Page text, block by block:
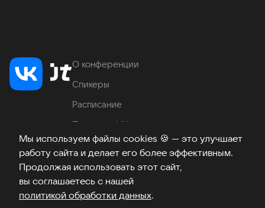
Мы используем файлы cookies 🍪 — это улучшает
работу сайта и делает его более эффективным.
Продолжая использовать этот сайт,
вы соглашаетесь с нашей
политикой обработки данных.
О конференции
Спикеры
Расписание
Продукты VK
Место проведения
Часто задаваемые вопросы
ТелеграмВКонтакте
Хабр